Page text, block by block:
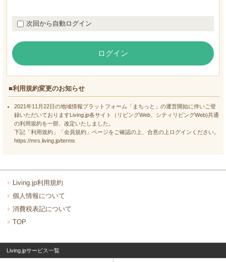
次回から自動ログイン
ログイン
■利用規約変更のお知らせ
2021年11月22日の地域情報プラットフォーム「まちっと」の運営開始に伴いご登
録いただいておりますLiving.jp各サイト（リビングWeb、シティリビングWeb)共通
の利用規約を一部、改定いたしました。
下記「利用規約」「会員規約」ページをご確認の上、合意の上ログインください。
https://mrs.living.jp/terms
Living.jp利用規約
個人情報について
消費税表記について
TOP
Living.jpサービス一覧